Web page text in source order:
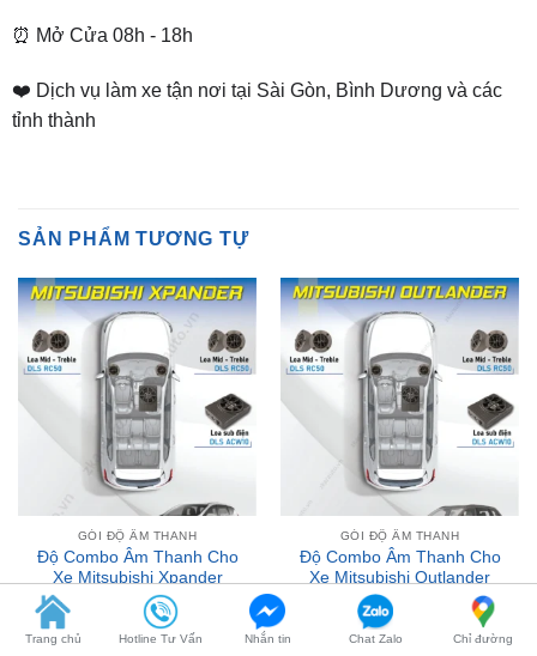
❤️ Dịch vụ làm xe tận nơi tại Sài Gòn, Bình Dương và các
GÓI ĐỘ ÂM THANH
Độ Combo Âm Thanh Cho
Xe Mitsubishi Xpander
₫11,800,000
GÓI ĐỘ ÂM THANH
Độ Combo Âm Thanh Cho
Xe Mitsubishi Outlander
₫11,800,000
Trang chủ Hotline Tư Vấn Nhắn tin Chat Zalo Chỉ đường